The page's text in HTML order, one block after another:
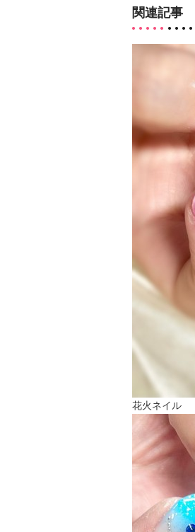
関連記事
花火ネイル